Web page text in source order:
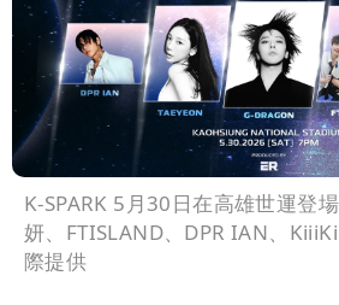
K-SPARK 5月30日在高雄世運登
妍、FTISLAND、DPR IAN、
際提供